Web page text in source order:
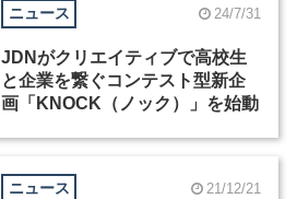
ニュース 24/7/31
JDNがクリエイティブで高校生
と企業を繋ぐコンテスト型新企
画「KNOCK（ノック）」を始動
ニュース 21/12/21